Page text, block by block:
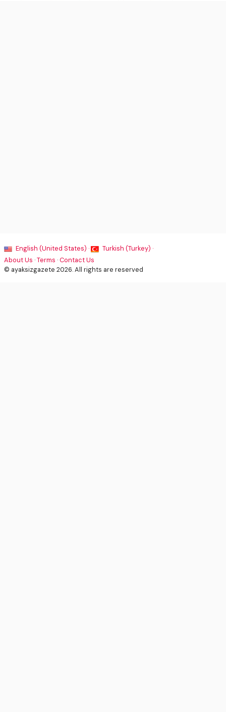
English (United States) ·
Turkish (Turkey) ·
About Us ·Terms ·Contact Us
© ayaksizgazete 2026. All rights are reserved